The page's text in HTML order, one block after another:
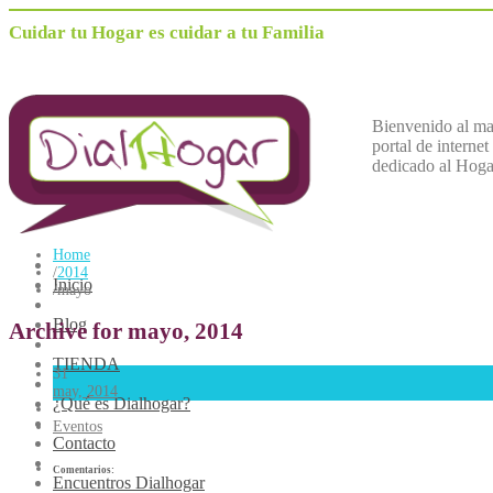
Cuidar tu Hogar es cuidar a tu Familia
Bienvenido al
portal de internet
dedicado al H
Inicio
Blog
TIENDA
¿Qué es Dialhogar?
Contacto
Encuentros Dialhogar
Home
/2014
/mayo
Archive for mayo, 2014
31
may, 2014
Eventos
Comentarios: